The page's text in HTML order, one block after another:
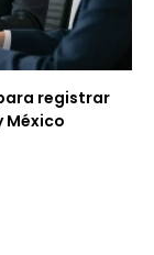
registrar
México